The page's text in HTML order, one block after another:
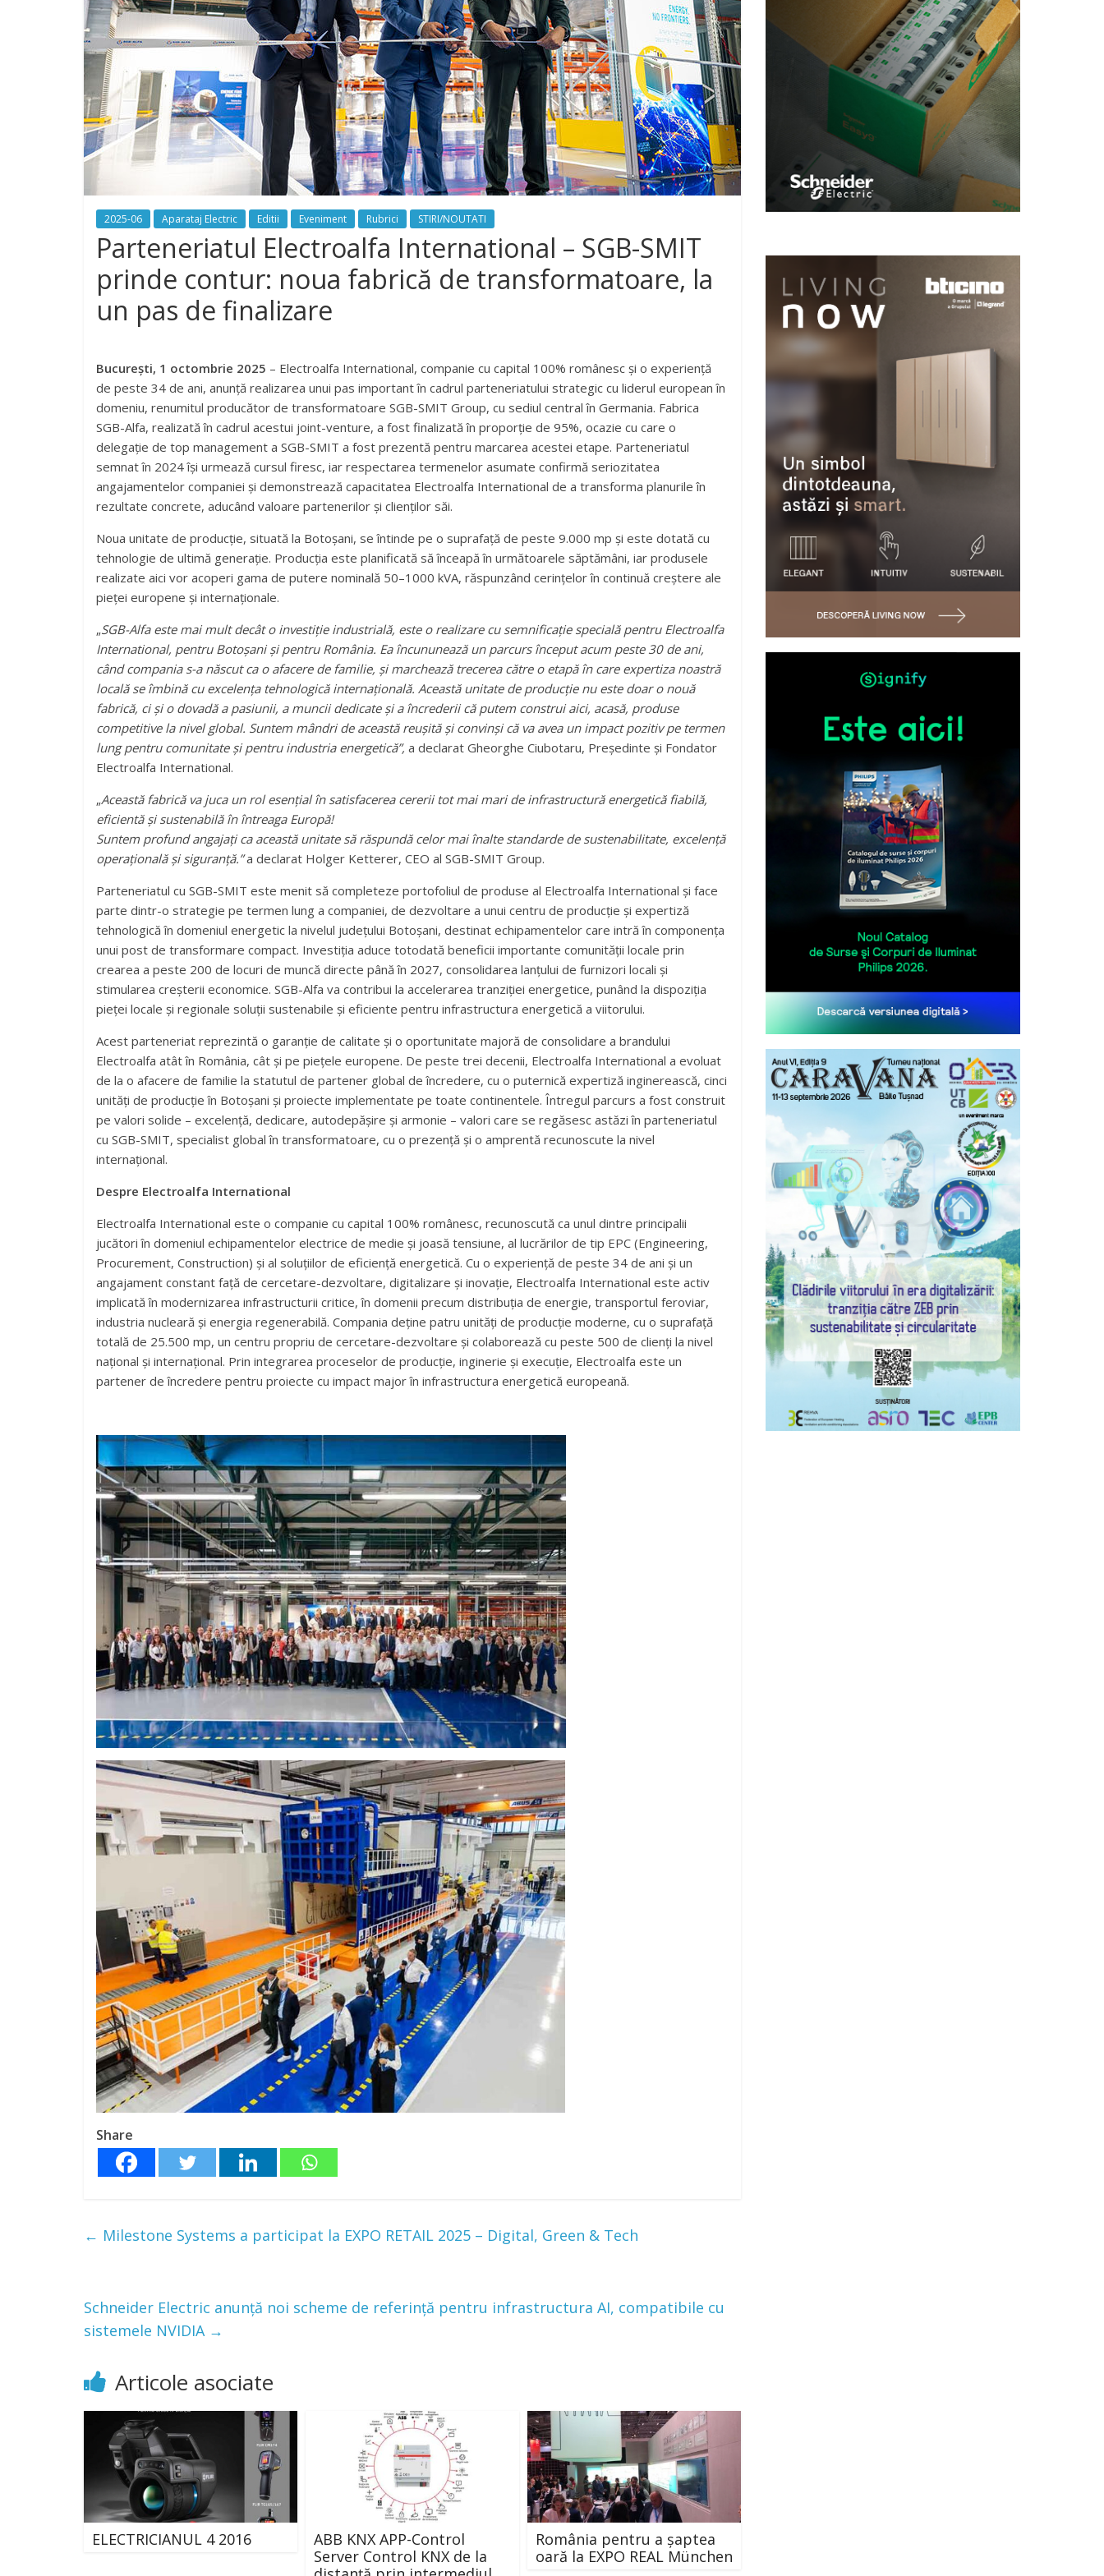
2025-06 Aparataj Electric Editii Eveniment Rubrici STIRI/NOUTATI
Parteneriatul Electroalfa International – SGB-SMIT
prinde contur: noua fabrică de transformatoare, la
un pas de finalizare
București, 1 octombrie 2025 – Electroalfa International, companie cu capital 100% românesc și o experiență
de peste 34 de ani, anunță realizarea unui pas important în cadrul parteneriatului strategic cu liderul european în
domeniu, renumitul producător de transformatoare SGB-SMIT Group, cu sediul central în Germania. Fabrica
SGB-Alfa, realizată în cadrul acestui joint-venture, a fost finalizată în proporție de 95%, ocazie cu care o
delegație de top management a SGB-SMIT a fost prezentă pentru marcarea acestei etape. Parteneriatul
semnat în 2024 își urmează cursul firesc, iar respectarea termenelor asumate confirmă seriozitatea
angajamentelor companiei și demonstrează capacitatea Electroalfa International de a transforma planurile în
rezultate concrete, aducând valoare partenerilor și clienților săi.
Noua unitate de producție, situată la Botoșani, se întinde pe o suprafață de peste 9.000 mp și este dotată cu
tehnologie de ultimă generație. Producția este planificată să înceapă în următoarele săptămâni, iar produsele
realizate aici vor acoperi gama de putere nominală 50–1000 kVA, răspunzând cerințelor în continuă creștere ale
pieței europene și internaționale.
„SGB-Alfa este mai mult decât o investiție industrială, este o realizare cu semnificație specială pentru Electroalfa
International, pentru Botoșani și pentru România. Ea încununează un parcurs început acum peste 30 de ani,
când compania s-a născut ca o afacere de familie, și marchează trecerea către o etapă în care expertiza noastră
locală se îmbină cu excelența tehnologică internațională. Această unitate de producție nu este doar o nouă
fabrică, ci și o dovadă a pasiunii, a muncii dedicate și a încrederii că putem construi aici, acasă, produse
competitive la nivel global. Suntem mândri de această reușită și convinși că va avea un impact pozitiv pe termen
lung pentru comunitate și pentru industria energetică”, a declarat Gheorghe Ciubotaru, Președinte și Fondator
Electroalfa International.
„Această fabrică va juca un rol esențial în satisfacerea cererii tot mai mari de infrastructură energetică fiabilă,
eficientă și sustenabilă în întreaga Europă!
Suntem profund angajați ca această unitate să răspundă celor mai înalte standarde de sustenabilitate, excelență
operațională și siguranță.”a declarat Holger Ketterer, CEO al SGB-SMIT Group.
Parteneriatul cu SGB-SMIT este menit să completeze portofoliul de produse al Electroalfa International și face
parte dintr-o strategie pe termen lung a companiei, de dezvoltare a unui centru de producție și expertiză
tehnologică în domeniul energetic la nivelul județului Botoșani, destinat echipamentelor care intră în componența
unui post de transformare compact. Investiția aduce totodată beneficii importante comunității locale prin
crearea a peste 200 de locuri de muncă directe până în 2027, consolidarea lanțului de furnizori locali și
stimularea creșterii economice. SGB-Alfa va contribui la accelerarea tranziției energetice, punând la dispoziția
pieței locale și regionale soluții sustenabile și eficiente pentru infrastructura energetică a viitorului.
Acest parteneriat reprezintă o garanție de calitate și o oportunitate majoră de consolidare a brandului
Electroalfa atât în România, cât și pe piețele europene. De peste trei decenii, Electroalfa International a evoluat
de la o afacere de familie la statutul de partener global de încredere, cu o puternică expertiză inginerească, cinci
unități de producție în Botoșani și proiecte implementate pe toate continentele. Întregul parcurs a fost construit
pe valori solide – excelență, dedicare, autodepășire și armonie – valori care se regăsesc astăzi în parteneriatul
cu SGB-SMIT, specialist global în transformatoare, cu o prezență și o amprentă recunoscute la nivel
internațional.
Despre Electroalfa International
Electroalfa International este o companie cu capital 100% românesc, recunoscută ca unul dintre principalii
jucători în domeniul echipamentelor electrice de medie și joasă tensiune, al lucrărilor de tip EPC (Engineering,
Procurement, Construction) și al soluțiilor de eficiență energetică. Cu o experiență de peste 34 de ani și un
angajament constant față de cercetare-dezvoltare, digitalizare și inovație, Electroalfa International este activ
implicată în modernizarea infrastructurii critice, în domenii precum distribuția de energie, transportul feroviar,
industria nucleară și energia regenerabilă. Compania deține patru unități de producție moderne, cu o suprafață
totală de 25.500 mp, un centru propriu de cercetare-dezvoltare și colaborează cu peste 500 de clienți la nivel
național și internațional. Prin integrarea proceselor de producție, inginerie și execuție, Electroalfa este un
partener de încredere pentru proiecte cu impact major în infrastructura energetică europeană.
Share
← Milestone Systems a participat la EXPO RETAIL 2025 – Digital, Green & Tech
Schneider Electric anunță noi scheme de referință pentru infrastructura AI, compatibile cu
sistemele NVIDIA →
Articole asociate
ELECTRICIANUL 4 2016
ABB KNX APP-Control
Server Control KNX de la
România pentru a șaptea
oară la EXPO REAL München